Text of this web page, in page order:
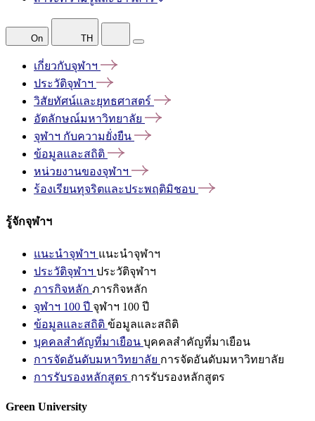
On TH
เกี่ยวกับจุฬาฯ
ประวัติจุฬาฯ
วิสัยทัศน์และยุทธศาสตร์
อัตลักษณ์มหาวิทยาลัย
จุฬาฯ กับความยั่งยืน
ข้อมูลและสถิติ
หน่วยงานของจุฬาฯ
ร้องเรียนทุจริตและประพฤติมิชอบ
รู้จักจุฬาฯ
แนะนำจุฬาฯ แนะนำจุฬาฯ
ประวัติจุฬาฯ ประวัติจุฬาฯ
ภารกิจหลัก ภารกิจหลัก
จุฬาฯ 100 ปี จุฬาฯ 100 ปี
ข้อมูลและสถิติ ข้อมูลและสถิติ
บุคคลสำคัญที่มาเยือน บุคคลสำคัญที่มาเยือน
การจัดอันดับมหาวิทยาลัย การจัดอันดับมหาวิทยาลัย
การรับรองหลักสูตร การรับรองหลักสูตร
Green University